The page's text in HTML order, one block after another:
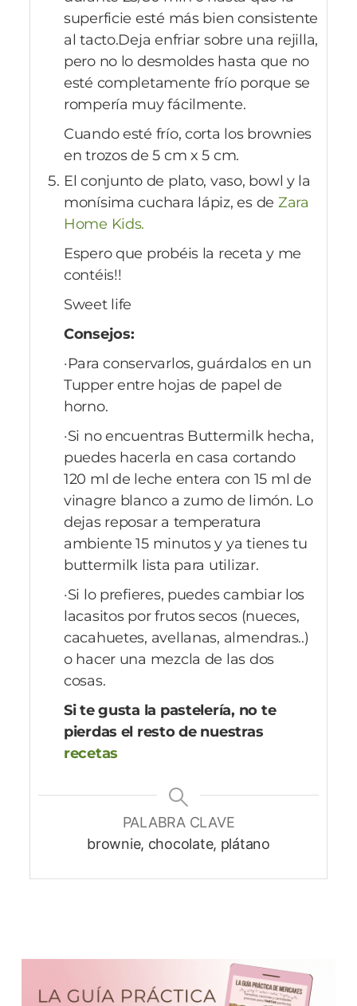
superficie esté más bien consistente
al tacto.Deja enfriar sobre una rejilla,
pero no lo desmoldes hasta que no
esté completamente frío porque se
rompería muy fácilmente.
Cuando esté frío, corta los brownies
en trozos de 5 cm x 5 cm.
El conjunto de plato, vaso, bowl y la
monísima cuchara lápiz, es de Zara
Home Kids.
Espero que probéis la receta y me
contéis!!
Sweet life
Consejos:
·Para conservarlos, guárdalos en un
Tupper entre hojas de papel de
horno.
·Si no encuentras Buttermilk hecha,
puedes hacerla en casa cortando
120 ml de leche entera con 15 ml de
vinagre blanco a zumo de limón. Lo
dejas reposar a temperatura
ambiente 15 minutos y ya tienes tu
buttermilk lista para utilizar.
·Si lo prefieres, puedes cambiar los
lacasitos por frutos secos (nueces,
cacahuetes, avellanas, almendras..)
o hacer una mezcla de las dos
cosas.
Si te gusta la pastelería, no te
pierdas el resto de nuestras
recetas
PALABRA CLAVE
brownie, chocolate, plátano